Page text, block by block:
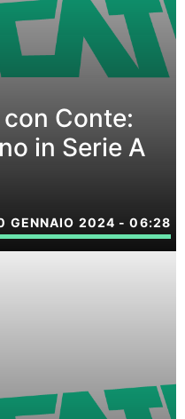
Conte:
in Serie A
GENNAIO 2024 - 06:28